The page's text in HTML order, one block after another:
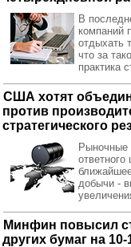
В
компаний
отдыхать
что за
практика
США хотят
против
стратегического
Рыночные
добычи -
Минфин повысил
других бумаг на 10-